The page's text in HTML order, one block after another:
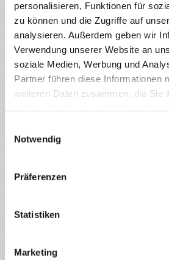
personalisieren, Funktionen für
zu können und die Zugriffe auf
analysieren. Außerdem geben wir
Verwendung unserer Website an
soziale Medien, Werbung und
Partner führen diese Informationen
weiteren Daten zusammen, die Sie
Notwendig
Präferenzen
Statistiken
Marketing
Downloads
Kleines Einmaleins 2er-Reihe
1,20
Enthält 7% reduzierte MwSt.
Kleines Einmaleins 3er-Reihe
Enthält 7% reduzierte MwSt.